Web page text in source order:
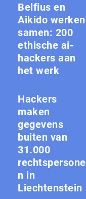
Belfius en
Aikido werken
samen: 200
ethische ai-
hackers aan
het werk
Hackers
maken
gegevens
buiten van
31.000
rechtspersone
n in
Liechtenstein